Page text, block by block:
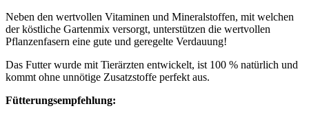
Neben den wertvollen Vitaminen und Mineralstoffen, mit welchen
der köstliche Gartenmix versorgt, unterstützen die wertvollen
Pflanzenfasern eine gute und geregelte Verdauung!
Das Futter wurde mit Tierärzten entwickelt, ist 100 % natürlich und
kommt ohne unnötige Zusatzstoffe perfekt aus.
Fütterungsempfehlung: